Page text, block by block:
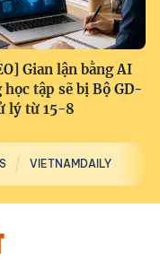
Gian lận bằng AI
tập sẽ bị Bộ GD-
lý từ 15-8
VIETNAMDAILY